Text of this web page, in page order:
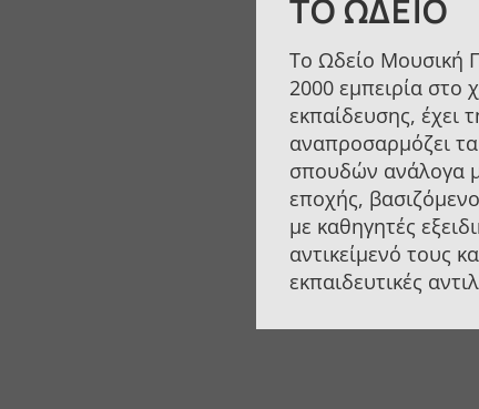
ΤΟ ΩΔΕΊΟ
Το Ωδείο Μουσική
2000 εμπειρία στο
εκπαίδευσης, έχει
αναπροσαρμόζει
σπουδών ανάλογα
εποχής,
με καθηγητές
αντικείμενό τους
εκπαιδευτικές